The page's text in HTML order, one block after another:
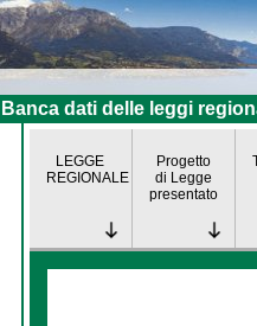
Banca dati delle leggi
LEGGE
REGIONALE
Progetto
di Legge
presentato